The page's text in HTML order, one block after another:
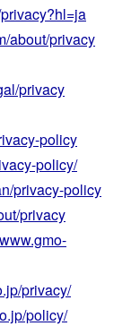
about/privacy
privacy
policy
policy/
privacy-policy
privacy
privacy/
policy/